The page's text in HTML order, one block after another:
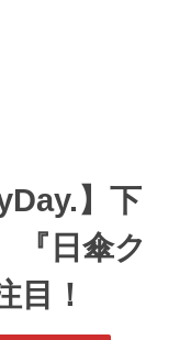
】下
『日傘ク
目！